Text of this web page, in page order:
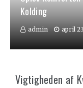
Kolding
admin april
Vigtigheden af